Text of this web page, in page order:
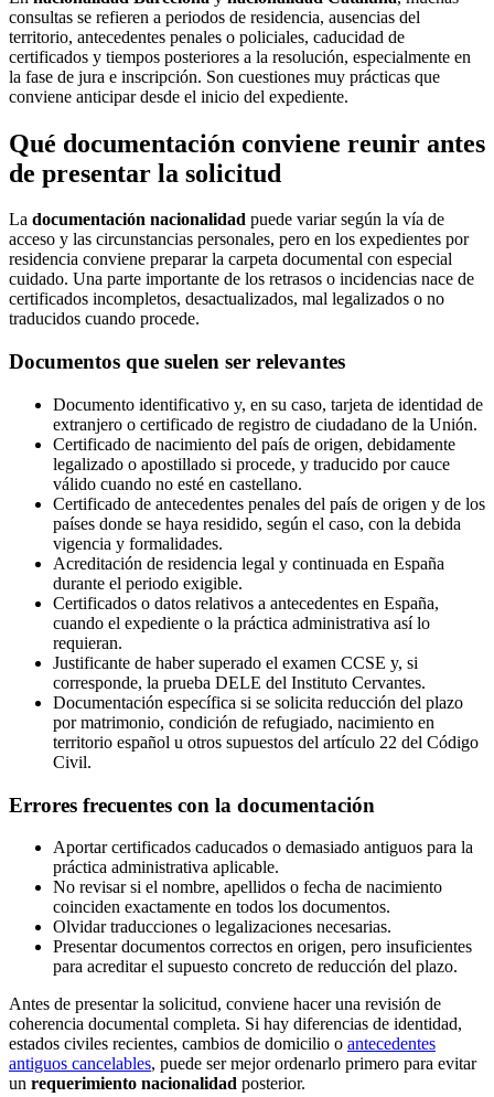
consultas se refieren a periodos de residencia, ausencias del
territorio, antecedentes penales o policiales, caducidad de
certificados y tiempos posteriores a la resolución, especialmente en
la fase de jura e inscripción. Son cuestiones muy prácticas que
conviene anticipar desde el inicio del expediente.
Qué documentación conviene reunir antes
de presentar la solicitud
La documentación nacionalidad puede variar según la vía de
acceso y las circunstancias personales, pero en los expedientes por
residencia conviene preparar la carpeta documental con especial
cuidado. Una parte importante de los retrasos o incidencias nace de
certificados incompletos, desactualizados, mal legalizados o no
traducidos cuando procede.
Documentos que suelen ser relevantes
Documento identificativo y, en su caso, tarjeta de identidad de
extranjero o certificado de registro de ciudadano de la Unión.
Certificado de nacimiento del país de origen, debidamente
legalizado o apostillado si procede, y traducido por cauce
válido cuando no esté en castellano.
Certificado de antecedentes penales del país de origen y de los
países donde se haya residido, según el caso, con la debida
vigencia y formalidades.
Acreditación de residencia legal y continuada en España
durante el periodo exigible.
Certificados o datos relativos a antecedentes en España,
cuando el expediente o la práctica administrativa así lo
requieran.
Justificante de haber superado el examen CCSE y, si
corresponde, la prueba DELE del Instituto Cervantes.
Documentación específica si se solicita reducción del plazo
por matrimonio, condición de refugiado, nacimiento en
territorio español u otros supuestos del artículo 22 del Código
Civil.
Errores frecuentes con la documentación
Aportar certificados caducados o demasiado antiguos para la
práctica administrativa aplicable.
No revisar si el nombre, apellidos o fecha de nacimiento
coinciden exactamente en todos los documentos.
Olvidar traducciones o legalizaciones necesarias.
Presentar documentos correctos en origen, pero insuficientes
para acreditar el supuesto concreto de reducción del plazo.
Antes de presentar la solicitud, conviene hacer una revisión de
coherencia documental completa. Si hay diferencias de identidad,
estados civiles recientes, cambios de domicilio o antecedentes
antiguos cancelables, puede ser mejor ordenarlo primero para evitar
un requerimiento nacionalidad posterior.